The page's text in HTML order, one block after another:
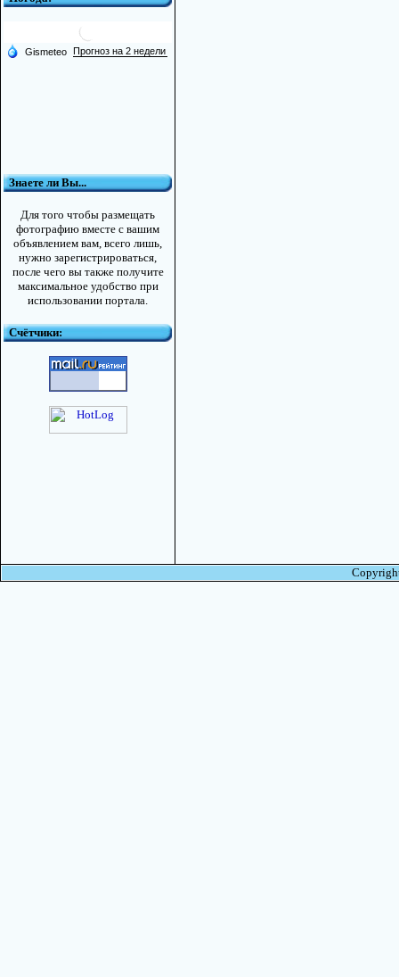
Знаете ли Вы...
Для того чтобы размещать
фотографию вместе с вашим
объявлением вам, всего лишь,
нужно зарегистрироваться,
после чего вы также получите
максимальное удобство при
использовании портала.
Счётчики: